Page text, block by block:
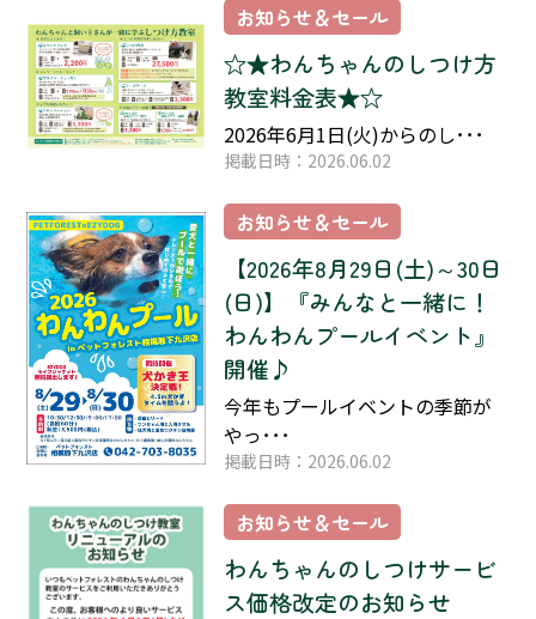
お知らせ＆セール
☆★わんちゃんのしつけ方
教室料金表★☆
2026年6月1日(火)からのし･･･
掲載日時：2026.06.02
お知らせ＆セール
【2026年8月29日(土)～30日
(日)】『みんなと一緒に！
わんわんプールイベント』
開催♪
今年もプールイベントの季節が
やっ･･･
掲載日時：2026.06.02
お知らせ＆セール
わんちゃんのしつけサービ
ス価格改定のお知らせ